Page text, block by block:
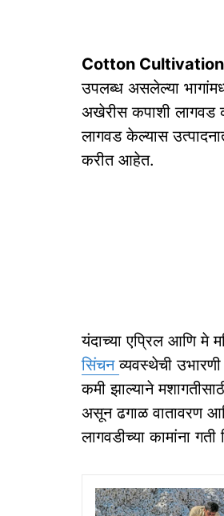
Cotton
उपलब्ध असलेल्या
अखेरीस कपाशी लागवड
लागवड केल्यास
करीत आहेत.
यंदाच्या एप्रिल आणि मे
सिंचनव्यवस्थेची
कमी झाल्याने
असून ढगाळ वातावरण
लागवडीच्या कामांना